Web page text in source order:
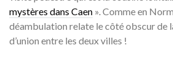
mystères dans Caen ». Comme en
déambulation relate le côté obscur de
d’union entre les deux villes !